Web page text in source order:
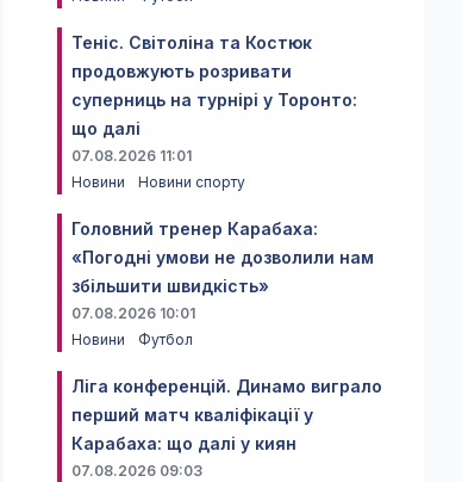
Теніс. Світоліна та Костюк
продовжують розривати
суперниць на турнірі у Торонто:
що далі
07.08.2026 11:01
Новини
Новини спорту
Головний тренер Карабаха:
«Погодні умови не дозволили нам
збільшити швидкість»
07.08.2026 10:01
Новини
Футбол
Ліга конференцій. Динамо виграло
перший матч кваліфікації у
Карабаха: що далі у киян
07.08.2026 09:03